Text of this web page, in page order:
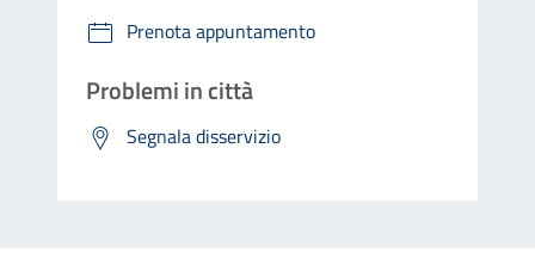
Prenota appuntamento
Problemi in città
Segnala disservizio